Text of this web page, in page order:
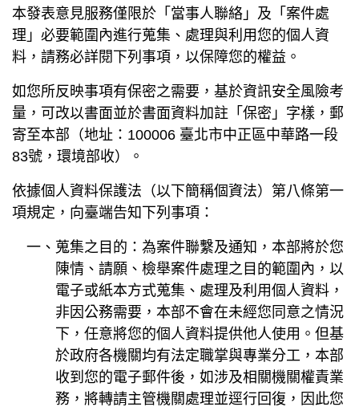
本發表意見服務僅限於「當事人聯絡」及「案件處
理」必要範圍內進行蒐集、處理與利用您的個人資
料，請務必詳閱下列事項，以保障您的權益。
如您所反映事項有保密之需要，基於資訊安全風險考
量，可改以書面並於書面資料加註「保密」字樣，郵
寄至本部（地址：100006 臺北市中正區中華路一段
83號，環境部收）。
依據個人資料保護法（以下簡稱個資法）第八條第一
項規定，向臺端告知下列事項：
一、蒐集之目的：為案件聯繫及通知，本部將於您
陳情、請願、檢舉案件處理之目的範圍內，以
電子或紙本方式蒐集、處理及利用個人資料，
非因公務需要，本部不會在未經您同意之情況
下，任意將您的個人資料提供他人使用。但基
於政府各機關均有法定職掌與專業分工，本部
收到您的電子郵件後，如涉及相關機關權責業
務，將轉請主管機關處理並逕行回復，因此您